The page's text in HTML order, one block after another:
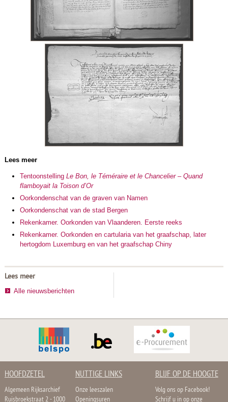
Lees meer
Tentoonstelling Le Bon, le Téméraire et le Chancelier – Quand
flamboyait la Toison d’Or
Oorkondenschat van de graven van Namen
Oorkondenschat van de stad Bergen
Rekenkamer. Oorkonden van Vlaanderen. Eerste reeks
Rekenkamer. Oorkonden en cartularia van het graafschap, later
hertogdom Luxemburg en van het graafschap Chiny
Lees meer
Alle nieuwsberichten
HOOFDZETEL
Algemeen Rijksarchief
Ruisbroekstraat 2 - 1000
NUTTIGE LINKS
Onze leeszalen
Openingsuren
BLIJF OP DE HOOGTE
Volg ons op Facebook!
Schrijf u in op onze